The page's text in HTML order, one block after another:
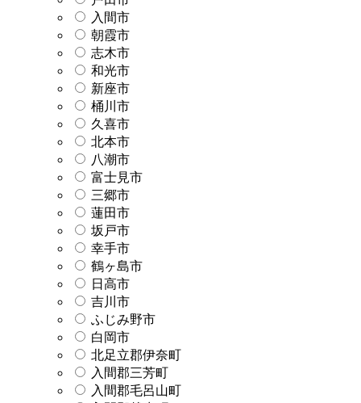
入間市
朝霞市
志木市
和光市
新座市
桶川市
久喜市
北本市
八潮市
富士見市
三郷市
蓮田市
坂戸市
幸手市
鶴ヶ島市
日高市
吉川市
ふじみ野市
白岡市
北足立郡伊奈町
入間郡三芳町
入間郡毛呂山町